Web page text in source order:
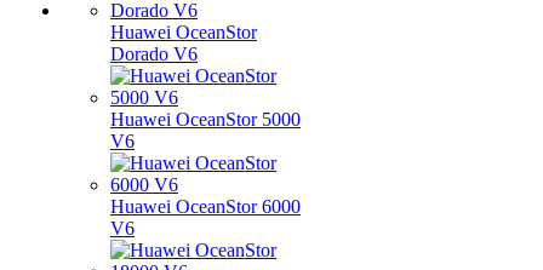
Huawei OceanStor
Dorado V6
Huawei OceanStor 5000
V6
Huawei OceanStor 6000
V6